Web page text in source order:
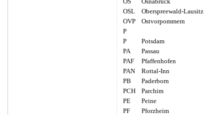
OSL
Oberspreewald-Lausitz
OVP
Ostvorpommern
P
P
Potsdam
PA
Passau
PAF
Pfaffenhofen
PAN
Rottal-Inn
PB
Paderborn
PCH
Parchim
PE
Peine
PF
Pforzheim